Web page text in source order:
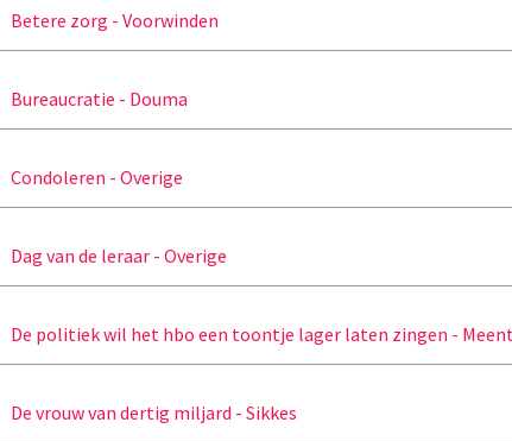
Betere zorg - Voorwinden
Bureaucratie - Douma
Condoleren - Overige
Dag van de leraar - Overige
De politiek wil het hbo een toontje lager laten zingen -
De vrouw van dertig miljard - Sikkes